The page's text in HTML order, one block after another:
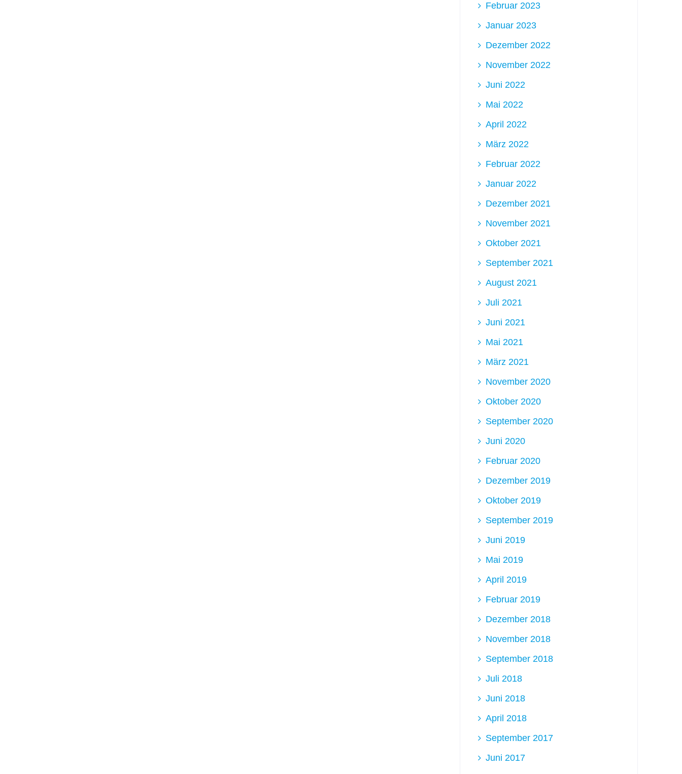
Februar 2023
Januar 2023
Dezember 2022
November 2022
Juni 2022
Mai 2022
April 2022
März 2022
Februar 2022
Januar 2022
Dezember 2021
November 2021
Oktober 2021
September 2021
August 2021
Juli 2021
Juni 2021
Mai 2021
März 2021
November 2020
Oktober 2020
September 2020
Juni 2020
Februar 2020
Dezember 2019
Oktober 2019
September 2019
Juni 2019
Mai 2019
April 2019
Februar 2019
Dezember 2018
November 2018
September 2018
Juli 2018
Juni 2018
April 2018
September 2017
Juni 2017